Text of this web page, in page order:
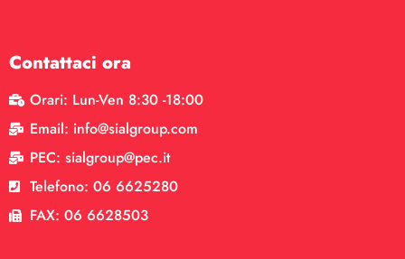
Contattaci ora
Orari: Lun-Ven 8:30 -18:00
Email: info@sialgroup.com
PEC: sialgroup@pec.it
Telefono: 06 6625280
FAX: 06 6628503